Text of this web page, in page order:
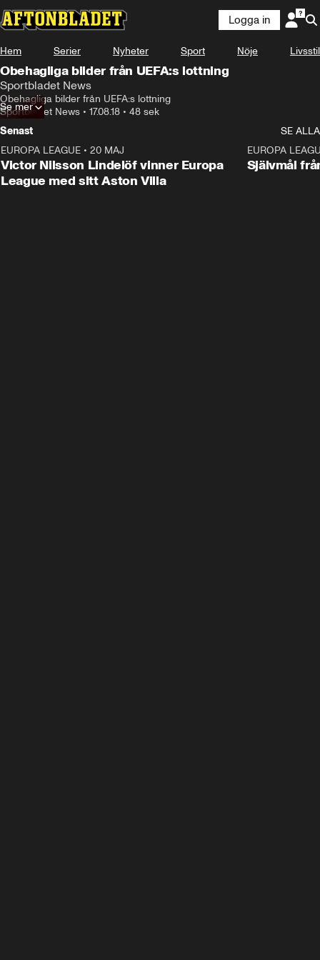
Logga in
Hem Serier Nyheter Sport Nöje Livsstil
Obehagliga bilder från UEFA:s lottning
Sportbladet News
Obehagliga bilder från UEFA:s lottning
Sportbladet News • 17.08.18 • 48 sek
Se mer
Senast
SE ALLA
EUROPA LEAGUE • 20 MAJ
Victor Nilsson Lindelöf vinner Europa
League med sitt Aston Villa
EUROPA
Självmål